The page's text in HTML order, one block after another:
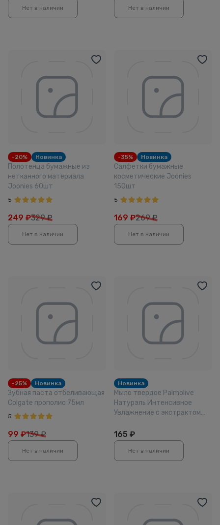
Нет в наличии Нет в наличии
-20% Новинка
Полотенца бумажные из
нетканного материала
Joonies 60шт
5
249 ₽329 ₽
Нет в наличии
-35% Новинка
Салфетки бумажные
косметические Joonies
150шт
5
169 ₽269 ₽
Нет в наличии
-25% Новинка
Зубная паста отбеливающая
Colgate прополис 75мл
5
99 ₽139 ₽
Нет в наличии
Новинка
Мыло твердое Palmolive
Натурэль Интенсивное
Увлажнение с экстрактом
молочком 150г
165 ₽
Нет в наличии